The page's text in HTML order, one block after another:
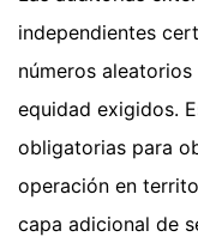
independientes
números
equidad exigidos.
obligatorias para
operación en
capa adicional de